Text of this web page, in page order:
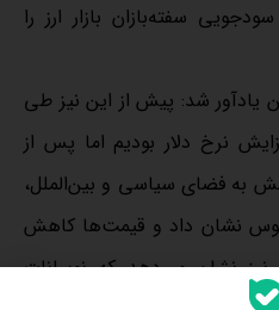
سفته‌بازان بازار ارز را
یادآور شد: پیش از این نیز طی
شاهد افزایش نرخ دلار بودیم اما پس از
به فضای سیاسی و بین‌الملل،
نشان داد و قیمت‌ها کاهش
نیز نشان می‌دهد که نوسانات